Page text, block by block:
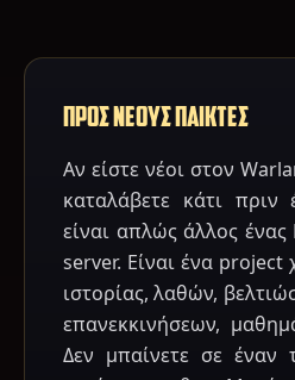
ΠΡΟΣ ΝΕΟΥΣ ΠΑΙΚΤΕΣ
Αν είστε νέοι στον
καταλάβετε κάτι πριν
είναι απλώς άλλος
server. Είναι ένα project
ιστορίας, λαθών,
επανεκκινήσεων,
Δεν μπαίνετε σε έναν